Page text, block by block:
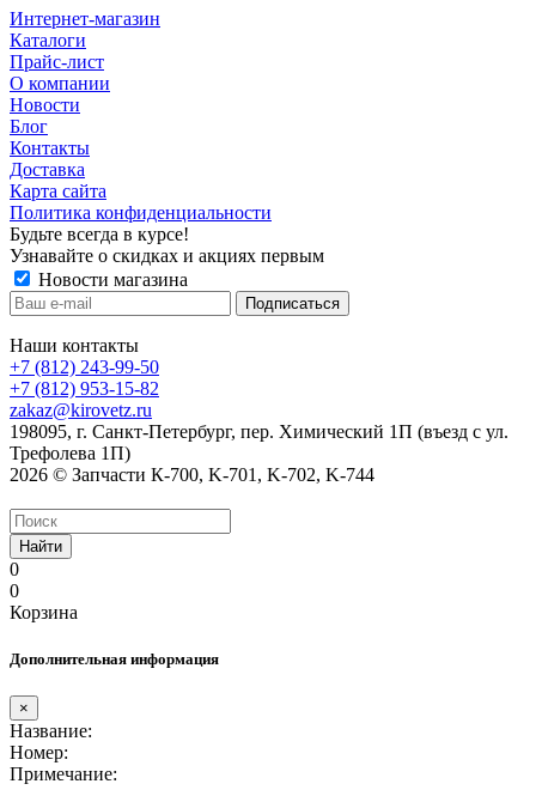
Интернет-магазин
Каталоги
Прайс-лист
О компании
Новости
Блог
Контакты
Доставка
Карта сайта
Политика конфиденциальности
Будьте всегда в курсе!
Узнавайте о скидках и акциях первым
Новости магазина
Наши контакты
+7 (812) 243-99-50
+7 (812) 953-15-82
zakaz@kirovetz.ru
198095, г. Санкт-Петербург, пер. Химический 1П (въезд с ул.
Трефолева 1П)
2026 © Запчасти К-700, K-701, K-702, K-744
Найти
0
0
Корзина
Дополнительная информация
×
Название:
Номер:
Примечание: